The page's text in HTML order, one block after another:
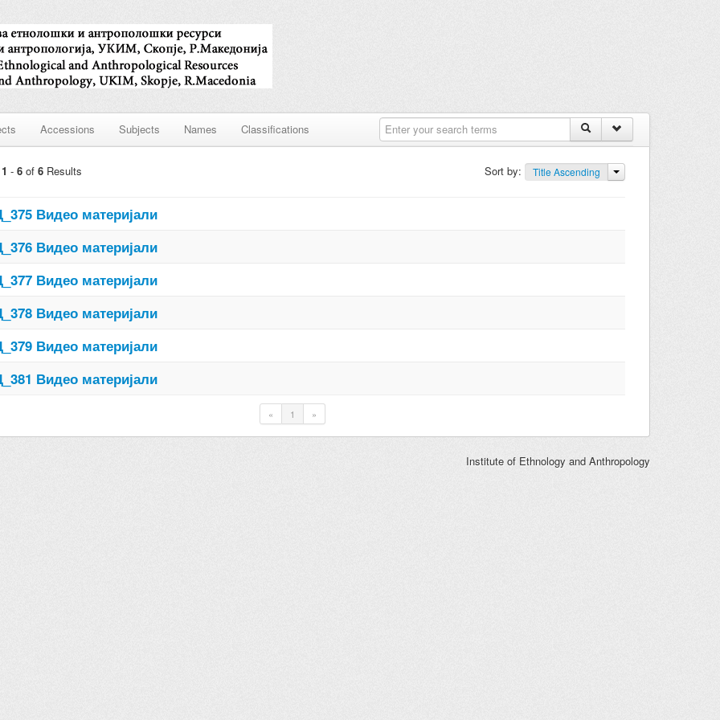
Accessions Subjects Names Classifications
1 -6 of6 Results Sort by: Title Ascending
Видео материјали
Видео материјали
Видео материјали
Видео материјали
Видео материјали
Видео материјали
« 1 »
Institute of Ethnology and Anthropology